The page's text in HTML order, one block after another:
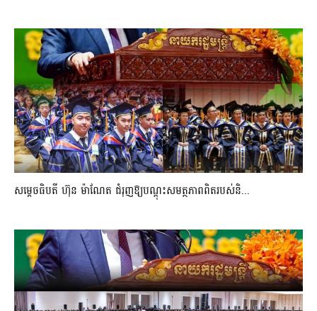
សម្តេចធិបតី ហ៊ុន ម៉ាណែត ជំរុញឱ្យបណ្តុះសមត្ថភាពពិតរបស់និ...